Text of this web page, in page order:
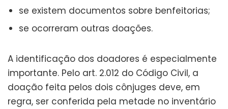
se existem documentos sobre benfeitorias;
se ocorreram outras doações.
A identificação dos doadores é especialmente
importante. Pelo art. 2.012 do Código Civil, a
doação feita pelos dois cônjuges deve, em
regra, ser conferida pela metade no inventário